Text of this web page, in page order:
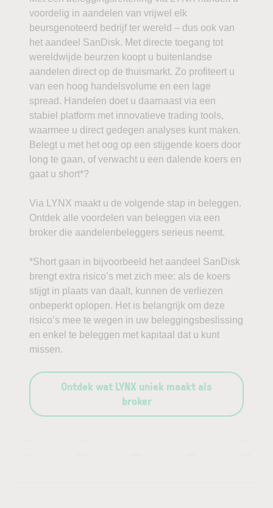
voordelig in aandelen van vrijwel elk
beursgenoteerd bedrijf ter wereld – dus ook van
het aandeel SanDisk. Met directe toegang tot
wereldwijde beurzen koopt u buitenlandse
aandelen direct op de thuismarkt. Zo profiteert u
van een hoog handelsvolume en een lage
spread. Handelen doet u daarnaast via een
stabiel platform met innovatieve trading tools,
waarmee u direct gedegen analyses kunt maken.
Belegt u met het oog op een stijgende koers door
long te gaan, of verwacht u een dalende koers en
gaat u short*?
Via LYNX maakt u de volgende stap in beleggen.
Ontdek alle voordelen van beleggen via een
broker die aandelenbeleggers serieus neemt.
*Short gaan in bijvoorbeeld het aandeel SanDisk
brengt extra risico’s met zich mee: als de koers
stijgt in plaats van daalt, kunnen de verliezen
onbeperkt oplopen. Het is belangrijk om deze
risico’s mee te wegen in uw beleggingsbeslissing
en enkel te beleggen met kapitaal dat u kunt
missen.
Ontdek wat LYNX uniek maakt als
broker